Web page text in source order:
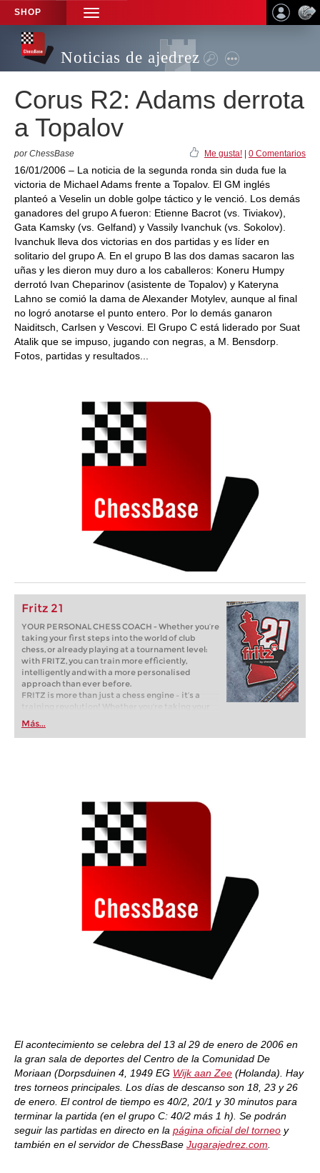
SHOP
TOGGLE
NAVIGATION
Noticias de ajedrez
Corus R2: Adams derrota
a Topalov
por ChessBase Me gusta! 0 Comentarios
16/01/2006 – La noticia de la segunda ronda sin duda fue la
victoria de Michael Adams frente a Topalov. El GM inglés
planteó a Veselin un doble golpe táctico y le venció. Los demás
ganadores del grupo A fueron: Etienne Bacrot (vs. Tiviakov),
Gata Kamsky (vs. Gelfand) y Vassily Ivanchuk (vs. Sokolov).
Ivanchuk lleva dos victorias en dos partidas y es líder en
solitario del grupo A. En el grupo B las dos damas sacaron las
uñas y les dieron muy duro a los caballeros: Koneru Humpy
derrotó Ivan Cheparinov (asistente de Topalov) y Kateryna
Lahno se comió la dama de Alexander Motylev, aunque al final
no logró anotarse el punto entero. Por lo demás ganaron
Naiditsch, Carlsen y Vescovi. El Grupo C está liderado por Suat
Atalik que se impuso, jugando con negras, a M. Bensdorp.
Fotos, partidas y resultados...
Fritz 21
YOUR PERSONAL CHESS COACH - Whether you’re
taking your first steps into the world of club
chess, or already playing at a tournament level:
with FRITZ, you can train more efficiently,
intelligently and with a more personalised
approach than ever before.
FRITZ is more than just a chess engine – it’s a
training revolution! Whether you’re taking your
first steps into the world of club chess, or already
playing at a tournament level: with FRITZ, you can
train more efficiently, intelligently and with a
Más...
El acontecimiento se celebra del 13 al 29 de enero de 2006 en
la gran sala de deportes del Centro de la Comunidad De
Moriaan (Dorpsduinen 4, 1949 EG Wijk aan Zee (Holanda). Hay
tres torneos principales. Los días de descanso son 18, 23 y 26
de enero. El control de tiempo es 40/2, 20/1 y 30 minutos para
terminar la partida (en el grupo C: 40/2 más 1 h). Se podrán
seguir las partidas en directo en la página oficial del torneo y
también en el servidor de ChessBase Jugarajedrez.com